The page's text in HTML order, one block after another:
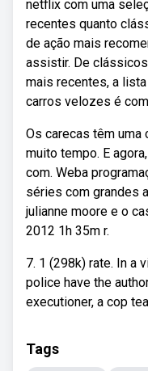
netflix com uma
recentes quanto
de ação mais
assistir. De
mais recentes, a
carros velozes é
Os carecas têm uma
muito tempo. E
com. Weba
séries com grandes
julianne moore e o
2012 1h 35m r.
7. 1 (298k) rate. In a
police have the
executioner, a cop
Tags